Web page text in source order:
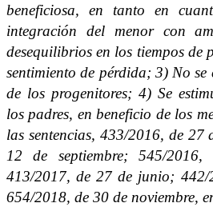
beneficiosa, en tanto en
integración del menor con
desequilibrios en los tiempos de
sentimiento de pérdida; 3) No
de los progenitores; 4) Se
los padres, en beneficio de los
las sentencias, 433/2016, de
12 de septiembre; 545/
413/2017, de 27 de junio;
654/2018, de 30 de noviembre,